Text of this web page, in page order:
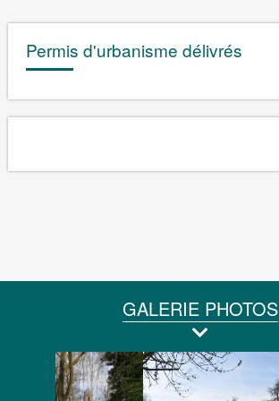
Permis d'urbanisme délivrés
GALERIE PHOTOS